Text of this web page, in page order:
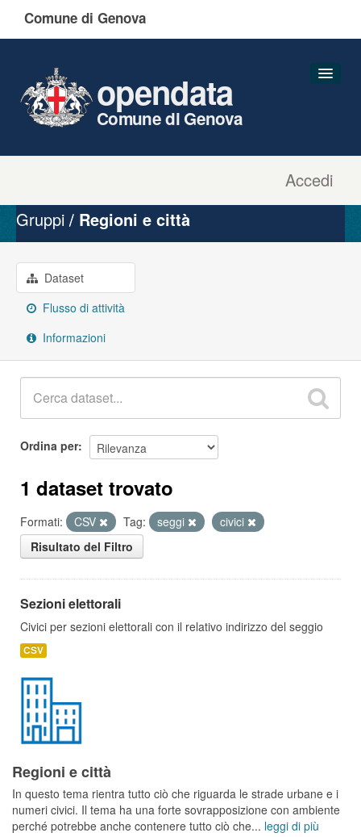
Comune di Genova
Accedi
opendata
Comune di Genova
Organizzazioni
Gruppi
Informazioni
Gruppi Regioni e città
Dataset
Flusso di attività
Informazioni
Ordina per
1 dataset trovato
Formati: CSV Tag: seggi
civici
Risultato del Filtro
Sezioni elettorali
Civici per sezioni elettorali con il relativo indirizzo del seggio
CSV
Regioni e città
In questo tema rientra tutto ciò che riguarda le strade urbane e i
numeri civici. Il tema ha una forte sovrapposizione con ambiente
perché potrebbe anche contenere tutto ciò che... leggi di più